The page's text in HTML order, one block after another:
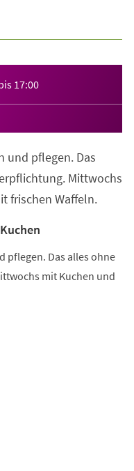
17:00
und pflegen. Das
Mittwochs
frischen Waffeln.
pflegen. Das alles ohne
mit Kuchen und